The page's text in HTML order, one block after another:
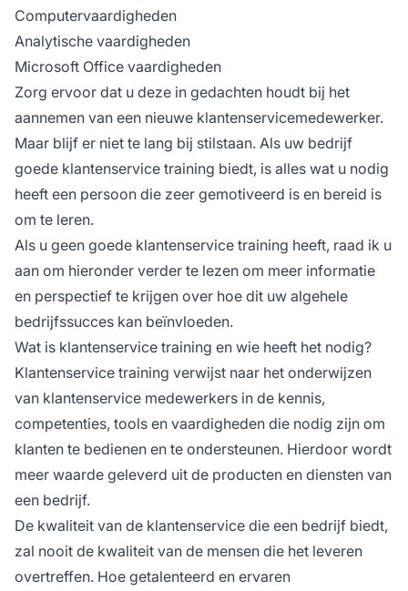
Computervaardigheden
Analytische vaardigheden
Microsoft Office vaardigheden
Zorg ervoor dat u deze in gedachten houdt bij het
aannemen van een nieuwe klantenservicemedewerker.
Maar blijf er niet te lang bij stilstaan. Als uw bedrijf
goede klantenservice training biedt, is alles wat u nodig
heeft een persoon die zeer gemotiveerd is en bereid is
om te leren.
Als u geen goede klantenservice training heeft, raad ik u
aan om hieronder verder te lezen om meer informatie
en perspectief te krijgen over hoe dit uw algehele
bedrijfssucces kan beïnvloeden.
Wat is klantenservice training en wie heeft het nodig?
Klantenservice training verwijst naar het onderwijzen
van klantenservice medewerkers in de kennis,
competenties, tools en vaardigheden die nodig zijn om
klanten te bedienen en te ondersteunen. Hierdoor wordt
meer waarde geleverd uit de producten en diensten van
een bedrijf.
De kwaliteit van de klantenservice die een bedrijf biedt,
zal nooit de kwaliteit van de mensen die het leveren
overtreffen. Hoe getalenteerd en ervaren